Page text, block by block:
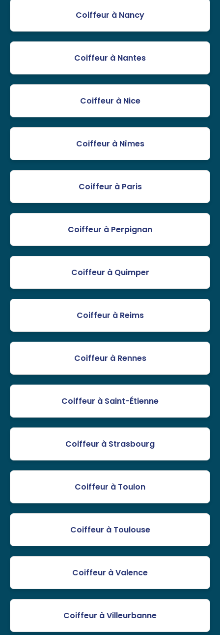
Coiffeur à Nancy
Coiffeur à Nantes
Coiffeur à Nice
Coiffeur à Nîmes
Coiffeur à Paris
Coiffeur à Perpignan
Coiffeur à Quimper
Coiffeur à Reims
Coiffeur à Rennes
Coiffeur à Saint-Étienne
Coiffeur à Strasbourg
Coiffeur à Toulon
Coiffeur à Toulouse
Coiffeur à Valence
Coiffeur à Villeurbanne